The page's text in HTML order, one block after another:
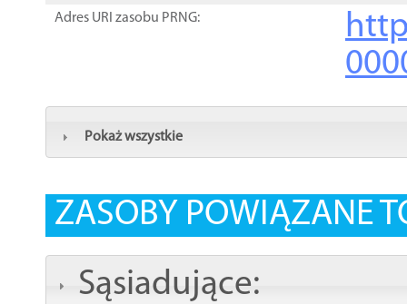
Adres URI zasobu PRNG:
Pokaż wszystkie
ZASOBY POWIĄZANE
Sąsiadujące: